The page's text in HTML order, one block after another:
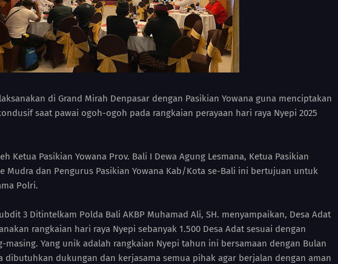
di Grand Mirah Denpasar dengan Pasikian Yowana guna menciptakan
saat pawai ogoh-ogoh pada rangkaian perayaan hari raya Nyepi 2025
Ketua Pasikian Yowana Prov. Bali I Dewa Agung Lesmana, Ketua Pasikian
Mudra dan Pengurus Pasikian Yowana Kab/Kota se-Bali ini bertujuan untuk
Polri.
3 Ditintelkam Polda Bali AKBP Muhamad Ali, SH. menyampaikan, Desa Adat
rangkaian hari raya Nyepi sebanyak 1.500 Desa Adat sesuai dengan
Yang unik adalah rangkaian Nyepi tahun ini bersamaan dengan Bulan
dibutuhkan dukungan dan kerjasama semua pihak agar berjalan dengan aman